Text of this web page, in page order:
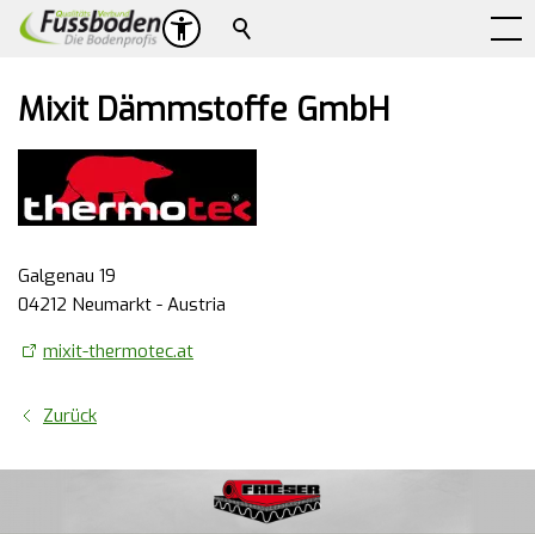
Suche
Mixit Dämmstoffe GmbH
Galgenau 19
04212 Neumarkt - Austria
mixit-thermotec.at
Zurück